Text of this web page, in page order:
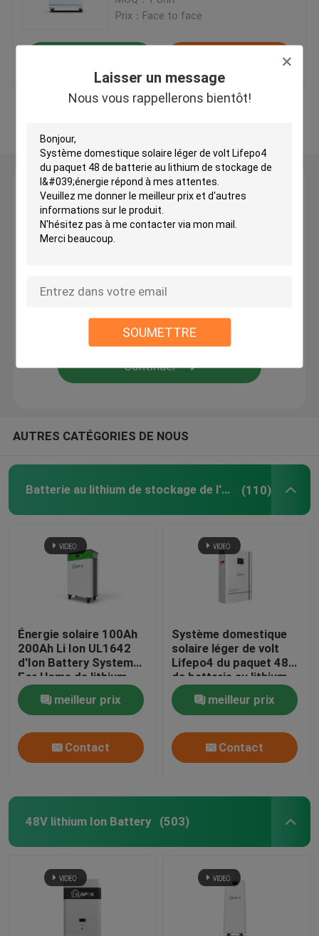
Laisser un message
Nous vous rappellerons bientôt!
SOUMETTRE
48V lithium Ion Battery
Tous dans un ESS
Accomplissez outre du système solaire de grille
batterie du gel 12V
Panneaux mono de picovolte
d'énergie à domicile
Prix：Face to face
Laisser un message
Nous vous rappellerons bientôt!
AUTRES CATÉGORIES DE NOUS
Batterie au lithium de stockage de l'énergie (110)
Énergie solaire 100Ah
200Ah Li Ion UL1642
d'Ion Battery System
For Home de lithium
d'ODM
meilleur prix
Contact
Système domestique
solaire léger de volt
Lifepo4 du paquet 48
de batterie au lithium
de stockage de
l'énergiemeilleur prix
Contact
48V lithium Ion Battery (503)